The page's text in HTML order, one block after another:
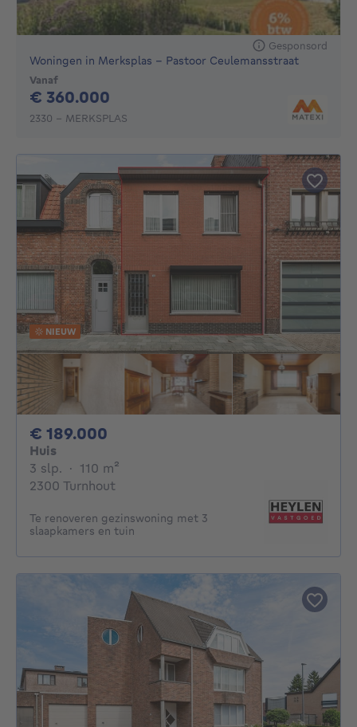
Gesponsord
Woningen in Merksplas - Pastoor Ceulemansstraat
Vanaf
€ 360.000
2330 - MERKSPLAS
NIEUW
€ 189.000
Huis
3 slp. 3 slaapkamers
· 110 m²
2300 Turnhout
Te renoveren gezinswoning met 3
slaapkamers en tuin